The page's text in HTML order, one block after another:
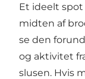
Et ideelt
midten af
se den
og aktivitet
slusen. Hvis